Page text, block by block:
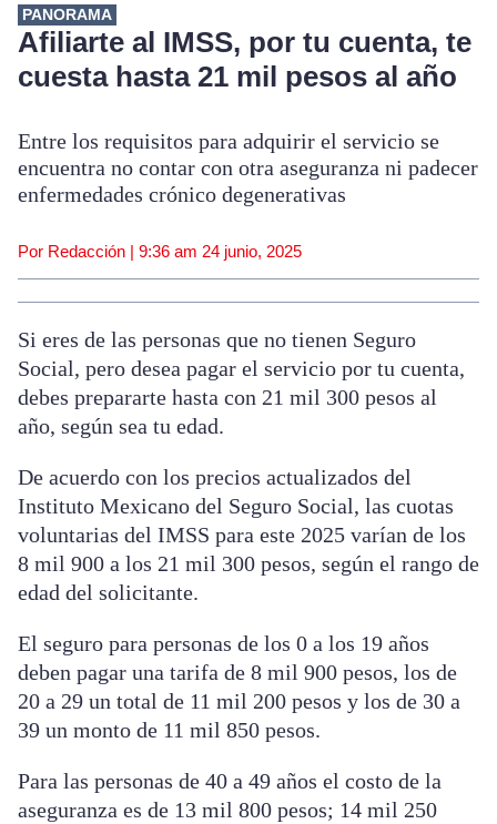
PANORAMA
Afiliarte al IMSS, por tu cuenta, te
cuesta hasta 21 mil pesos al año
Entre los requisitos para adquirir el servicio se
encuentra no contar con otra aseguranza ni padecer
enfermedades crónico degenerativas
Por Redacción | 9:36 am 24 junio, 2025
Si eres de las personas que no tienen Seguro
Social, pero desea pagar el servicio por tu cuenta,
debes prepararte hasta con 21 mil 300 pesos al
año, según sea tu edad.
De acuerdo con los precios actualizados del
Instituto Mexicano del Seguro Social, las cuotas
voluntarias del IMSS para este 2025 varían de los
8 mil 900 a los 21 mil 300 pesos, según el rango de
edad del solicitante.
El seguro para personas de los 0 a los 19 años
deben pagar una tarifa de 8 mil 900 pesos, los de
20 a 29 un total de 11 mil 200 pesos y los de 30 a
39 un monto de 11 mil 850 pesos.
Para las personas de 40 a 49 años el costo de la
aseguranza es de 13 mil 800 pesos; 14 mil 250